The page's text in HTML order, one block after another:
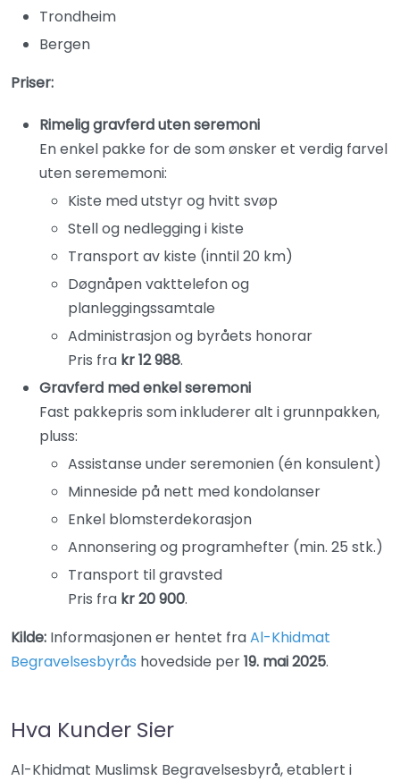
Trondheim
Bergen
Priser:
Rimelig gravferd uten seremoni
En enkel pakke for de som ønsker et verdig farvel
uten serememoni:
Kiste med utstyr og hvitt svøp
Stell og nedlegging i kiste
Transport av kiste (inntil 20 km)
Døgnåpen vakttelefon og
planleggingssamtale
Administrasjon og byråets honorar
Pris fra kr 12 988.
Gravferd med enkel seremoni
Fast pakkepris som inkluderer alt i grunnpakken,
pluss:
Assistanse under seremonien (én konsulent)
Minneside på nett med kondolanser
Enkel blomsterdekorasjon
Annonsering og programhefter (min. 25 stk.)
Transport til gravsted
Pris fra kr 20 900.
Kilde: Informasjonen er hentet fraAl-Khidmat
Begravelsesbyrås hovedside per19. mai 2025.
Hva Kunder Sier
Al-Khidmat Muslimsk Begravelsesbyrå, etablert i